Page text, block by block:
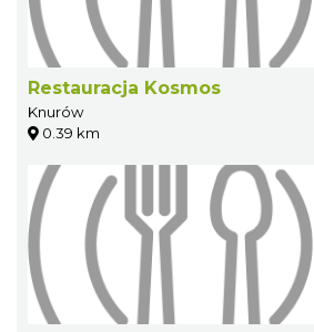
Restauracja Kosmos
Knurów
0.39 km